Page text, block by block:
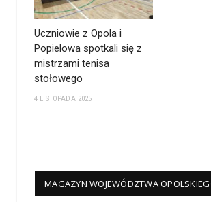
Uczniowie z Opola i
Popielowa spotkali się z
mistrzami tenisa
stołowego
4 LISTOPADA 2025
MAGAZYN WOJEWÓDZTWA